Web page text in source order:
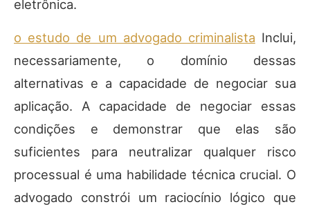
eletrônica.
o estudo de um advogado criminalista Inclui,
necessariamente, o domínio dessas
alternativas e a capacidade de negociar sua
aplicação. A capacidade de negociar essas
condições e demonstrar que elas são
suficientes para neutralizar qualquer risco
processual é uma habilidade técnica crucial. O
advogado constrói um raciocínio lógico que